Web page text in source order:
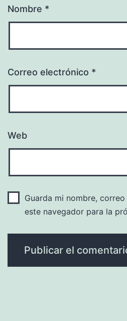
Nombre *
Correo electrónico *
Web
Guarda mi nombre,
este navegador para la